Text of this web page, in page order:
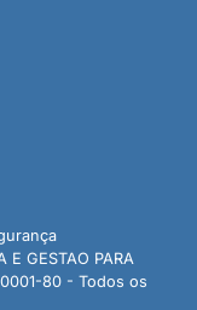
E GESTAO PARA
0001-80 - Todos os